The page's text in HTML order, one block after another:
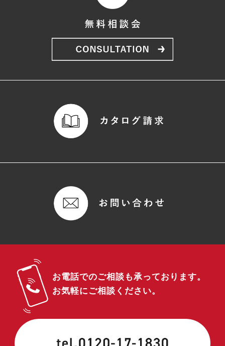
お電話でのご相談も承っております。
お気軽にご相談ください。